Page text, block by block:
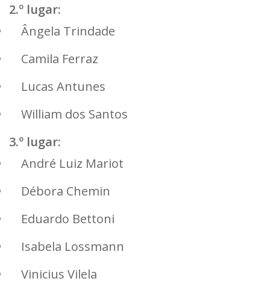
2.º lugar:
Ângela Trindade
Camila Ferraz
Lucas Antunes
William dos Santos
3.º lugar:
André Luiz Mariot
Débora Chemin
Eduardo Bettoni
Isabela Lossmann
Vinicius Vilela